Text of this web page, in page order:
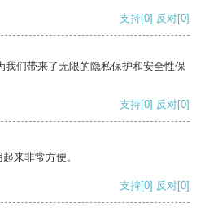
支持[0] 反对[0]
们带来了无限的隐私保护和安全性保
支持[0] 反对[0]
来非常方便。
支持[0] 反对[0]